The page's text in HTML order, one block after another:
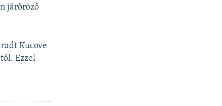
járőröző
Kucove
Ezzel